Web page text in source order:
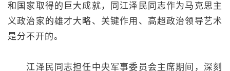
和国家取得的巨大成就，同江泽民同志作为马克思主
义政治家的雄才大略、关键作用、高超政治领导艺术
是分不开的。
江泽民同志担任中央军事委员会主席期间，深刻